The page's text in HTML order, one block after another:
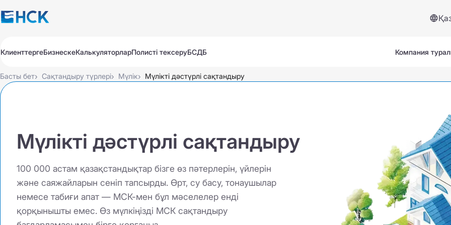
Клиенттерге
Авто
Саяхат
Медицина
Автосақтандыру
КАСКО
КҚИ АҚЖ МС
Сервистер және көмек
Сақтандыру жағдайы
Сұрақтар мен жауаптар
Бизнеске
Авто
Добровольное для бизнеса
Барлық өнімдер
Тексеру
Автосақтандыру
КАСКО
КҚИ АҚЖ МС
КалькуляторларПолисті тексеруБСДБ Компания
Басты бет› Сақтандыру түрлері› Мүлік› Мүлікті дәстүрлі сақтандыру
Мүлікті дәстүрлі сақтандыру
100 000 астам қазақстандықтар бізге өз пәтерлерін, үйлерін
және саяжайларын сеніп тапсырды. Өрт, су басу, тонаушылар
немесе табиғи апат — МСК-мен бұл мәселелер енді
қорқынышты емес. Өз мүлкіңізді МСК сақтандыру